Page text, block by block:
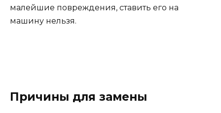
малейшие повреждения, ставить его на
машину нельзя.
Причины для замены